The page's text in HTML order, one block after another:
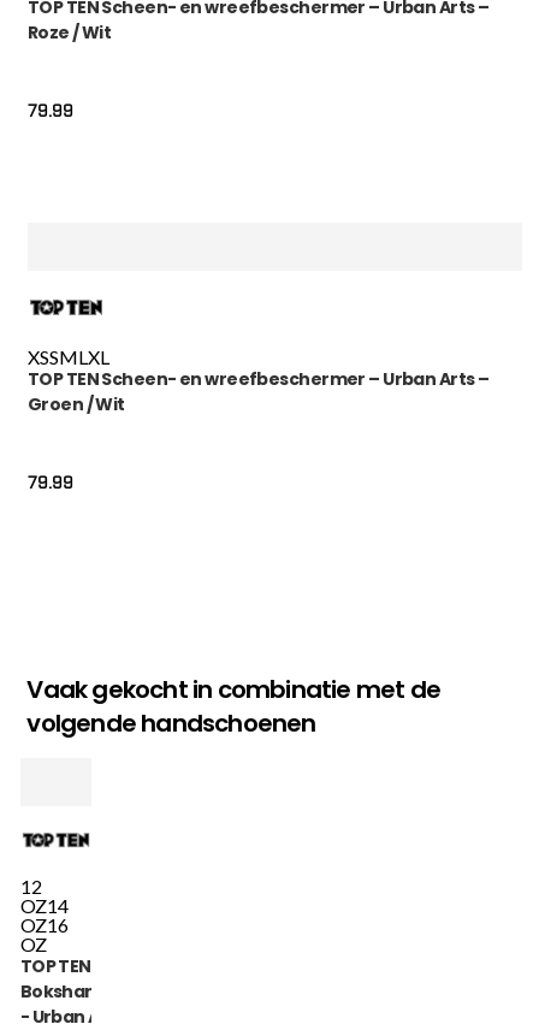
TOP TEN Scheen- en wreefbeschermer – Urban Arts –
Roze / Wit
79.99
XSSML XL
TOP TEN Scheen- en wreefbeschermer – Urban Arts –
Groen / Wit
79.99
Vaak gekocht in combinatie met de
volgende handschoenen
12
OZ14
OZ16
OZ
TOP TEN
Bokshandschoen
- Urban Arts -